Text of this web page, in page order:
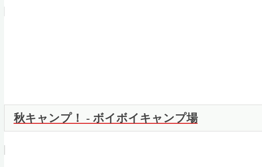
秋キャンプ！ - ボイボイキャンプ場